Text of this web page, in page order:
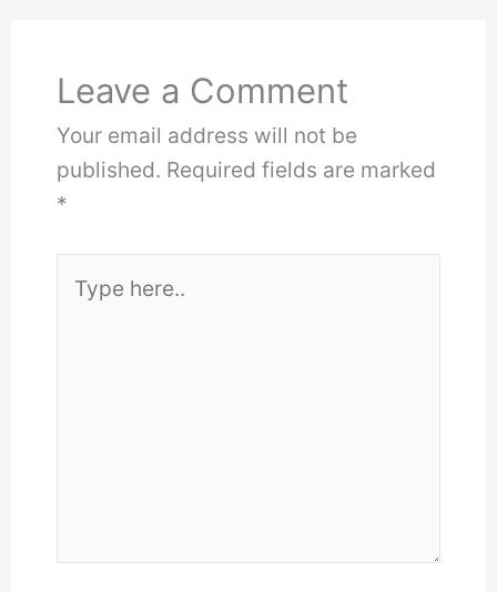
Leave a Comment
Your email address will not be
published. Required fields are marked
*
here..